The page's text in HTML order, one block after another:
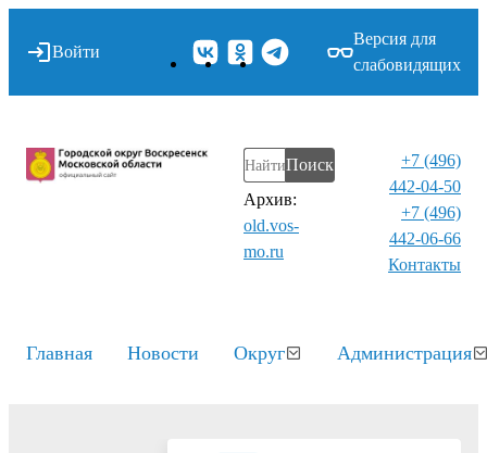
Войти
Версия для
слабовидящих
Поиск
Архив:
old.vos-
mo.ru
+7 (496)
442-04-50
+7 (496)
442-06-66
Контакты⁠
Главная Новости Округ Администрация